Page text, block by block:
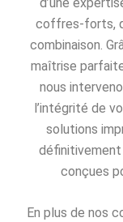
coffres-forts,
combinaison.
maîtrise
nous
l’intégrité de
solutions
définitivement
conçues
En plus de nos